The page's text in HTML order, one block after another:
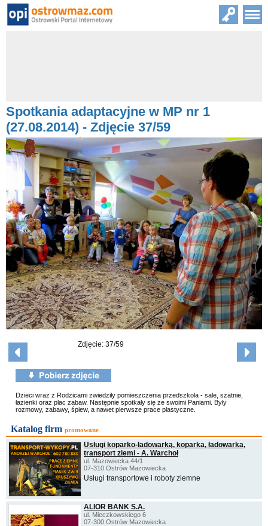
Spotkania adaptacyjne w MP nr 1
(27.08.2014) - Zdjęcie 37/59
Zdjęcie: 37/59
Dzieci wraz z Rodzicami zwiedziły pomieszczenia przedszkola - sale, szatnie,
łazienki oraz plac zabaw. Następnie spotkały się ze swoimi Paniami. Były
rozmowy, zabawy, śpiew, a nawet pierwsze prace plastyczne.
Katalog firm promowane
Usługi koparko-ładowarką, koparka, ładowarka,
transport ziemi - A. Warchoł
ul. Mazowiecka 44/1
07-310 Ostrów Mazowiecka
Usługi transportowe i roboty ziemne
ALIOR BANK S.A.
ul. Mieczkowskiego 6
07-300 Ostrów Mazowiecka